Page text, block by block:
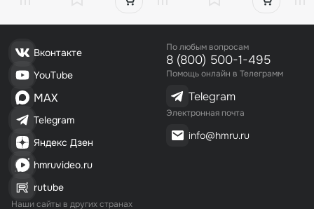
00000002368
ля PPF-1000T
00000002083
(T)
Вконтакте
YouTube
MAX
Telegram
Яндекс Дзен
hmruvideo.ru
rutube
Наши сайты в других странах
По любым вопросам
8 (800) 500-1-495
Помощь онлайн в Телеграмм
Telegram
Электронная почта
info@hmru.ru